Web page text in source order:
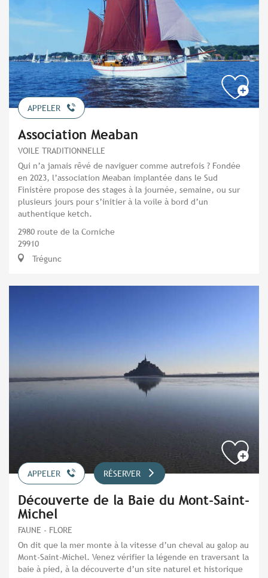
APPELER
Association Meaban
VOILE TRADITIONNELLE
Qui n’a jamais rêvé de naviguer comme autrefois ? Fondée
en 2023, l’association Meaban implantée dans le Sud
Finistère propose des stages à la journée, semaine, ou sur
plusieurs jours pour s’initier à la voile à bord d’un
authentique ketch.
2980 route de la Corniche
29910
Trégunc
APPELER RÉSERVER
Découverte de la Baie du Mont-Saint-
Michel
FAUNE - FLORE
On dit que la mer monte à la vitesse d’un cheval au galop au
Mont-Saint-Michel. Venez vérifier la légende en traversant la
baie à pied, à la découverte d’un site naturel et historique